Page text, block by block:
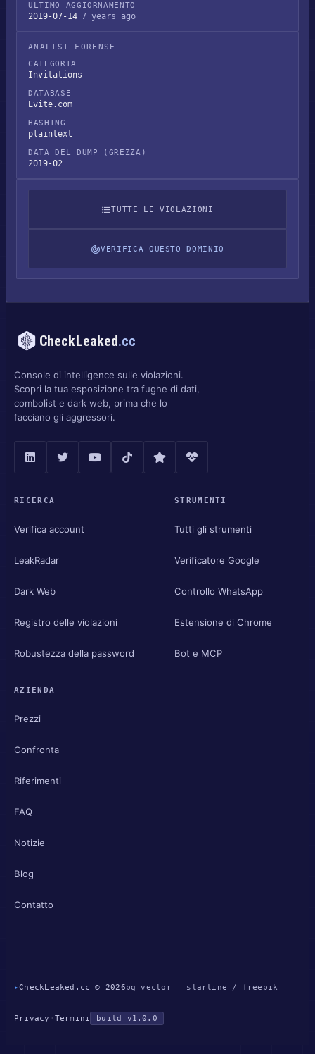
ULTIMO AGGIORNAMENTO
2019-07-14 7 years ago
ANALISI FORENSE
CATEGORIA
Invitations
DATABASE
Evite.com
HASHING
plaintext
DATA DEL DUMP (GREZZA)
2019-02
TUTTE LE VIOLAZIONI
VERIFICA QUESTO DOMINIO
CheckLeaked.cc
Console di intelligence sulle violazioni.
Scopri la tua esposizione tra fughe di dati,
combolist e dark web, prima che lo
facciano gli aggressori.
RICERCA
Verifica account
LeakRadar
Dark Web
Registro delle violazioni
Robustezza della password
STRUMENTI
Tutti gli strumenti
Verificatore Google
Controllo WhatsApp
Estensione di Chrome
Bot e MCP
AZIENDA
Prezzi
Confronta
Riferimenti
FAQ
Notizie
Blog
Contatto
▸CheckLeaked.cc © 2026 bg vector — starline / freepik
Privacy · Termini build v1.0.0